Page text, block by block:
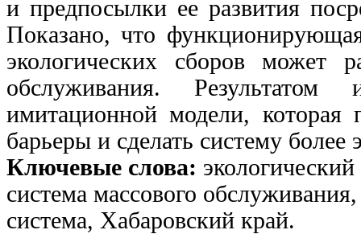
и предпосылки ее развития
Показано, что
экологических сборов может
обслуживания.
имитационной модели, которая
барьеры и сделать систему более
Ключевые слова:
система массового
система, Хабаровский край.